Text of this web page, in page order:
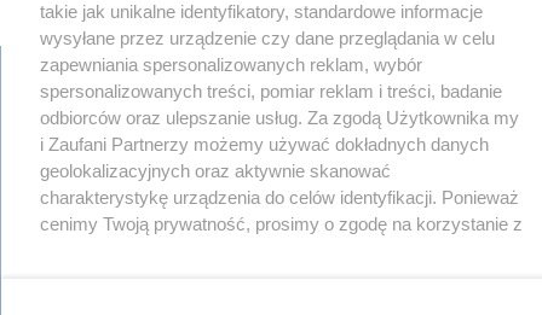
regulamin
reklama
redakcja
pliki cookies
prywatność
takie jak unikalne identyfikatory, standardowe informacje
wysyłane przez urządzenie czy dane przeglądania w celu
zapewniania spersonalizowanych reklam, wybór
spersonalizowanych treści, pomiar reklam i treści, badanie
odbiorców oraz ulepszanie usług. Za zgodą Użytkownika my
i Zaufani Partnerzy możemy używać dokładnych danych
geolokalizacyjnych oraz aktywnie skanować
charakterystykę urządzenia do celów identyfikacji. Ponieważ
cenimy Twoją prywatność, prosimy o zgodę na korzystanie z